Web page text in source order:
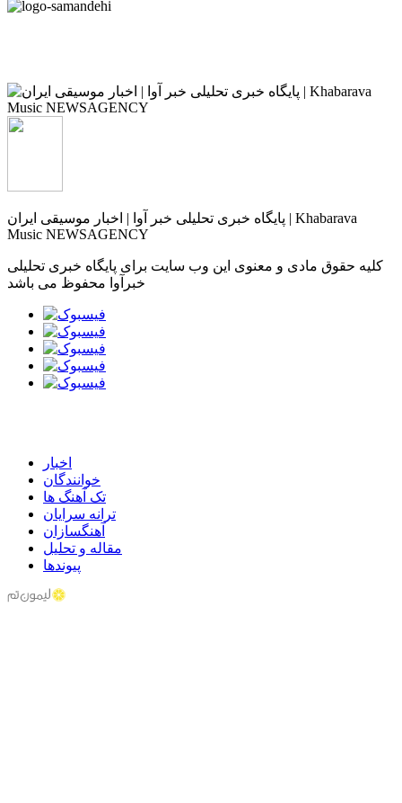
پایگاه خبری تحلیلی خبر آوا | اخبار موسیقی ایران | Khabarava
Music NEWSAGENCY
کلیه حقوق مادی و معنوی این وب سایت برای پایگاه خبری تحلیلی
خبرآوا محفوظ می باشد
اخبار
خوانندگان
تک آهنگ ها
ترانه سرایان
آهنگسازان
مقاله و تحلیل
پیوندها